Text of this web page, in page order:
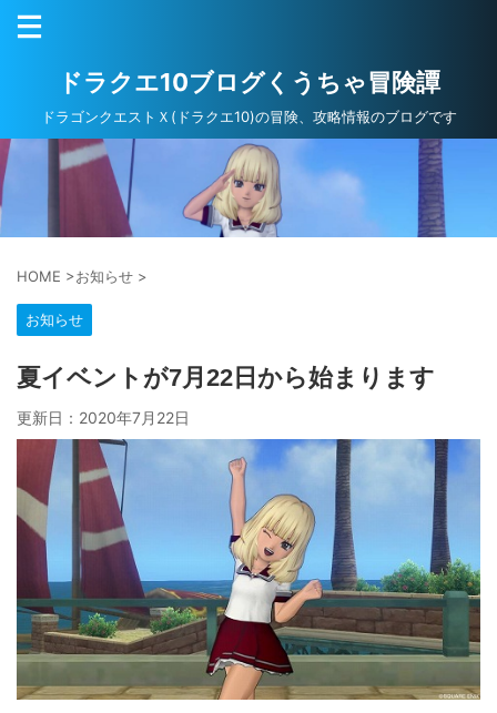
ドラクエ10ブログくうちゃ冒険譚
ドラゴンクエストＸ(ドラクエ10)の冒険、攻略情報のブログです
HOME >お知らせ >
お知らせ
夏イベントが7月22日から始まります
更新日： 2020年7月22日